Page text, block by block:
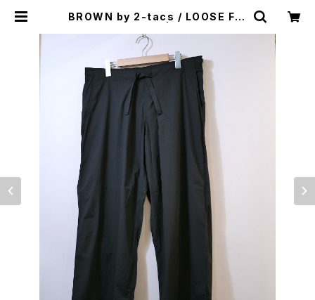
BROWN by 2-tacs / LOOSE FIT
use - セントバレーハウス